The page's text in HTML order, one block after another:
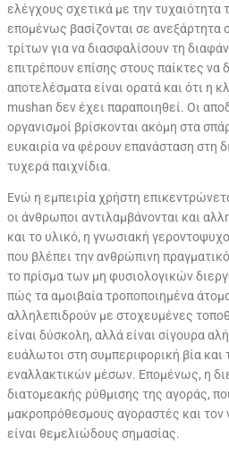
ελέγχους σχετικά με την τυχαιότητα
επομένως βασίζονται σε ανεξάρτητα
τρίτων για να διασφαλίσουν τη
επιτρέπουν επίσης στους παίκτες να
αποτελέσματα είναι ορατά και ότι η
mushan δεν έχει παραποιηθεί. Οι
οργανισμοί βρίσκονται ακόμη στα
ευκαιρία να φέρουν επανάσταση στη
τυχερά παιχνίδια.
Ενώ η εμπειρία χρήστη
οι άνθρωποι αντιλαμβάνονται και
και το υλικό, η γνωσιακή
που βλέπει την ανθρώπινη
το πρίσμα των μη φυσιολογικών
πώς τα αμοιβαία τροποποιημένα
αλληλεπιδρούν με στοχευμένες
είναι δύσκολη, αλλά είναι σίγουρα
ευάλωτοι στη συμπεριφορική βία και
εναλλακτικών μέσων. Επομένως, η
διατομεακής ρύθμισης της αγοράς,
μακροπρόθεσμους αγοραστές και τον
είναι θεμελιώδους σημασίας.